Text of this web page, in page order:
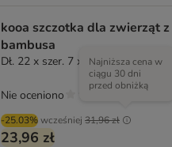
kooa szczotka dla zwierząt z
bambusa
Dł. 22 x szer. 7 x wys. 4 cm
-25.03%wcześniej 31,96 zł
Najniższa cena w
ciągu 30 dni
przed obniżką
23,96 zł
Nie oceniono